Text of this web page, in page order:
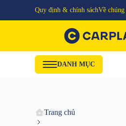
Quy định & chính sáchVề
DANH MỤC
Trang chủ